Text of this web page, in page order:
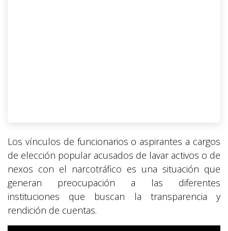
Los vínculos de funcionarios o aspirantes a cargos
de elección popular acusados de lavar activos o de
nexos con el narcotráfico es una situación que
generan preocupación a las diferentes
instituciones que buscan la transparencia y
rendición de cuentas.